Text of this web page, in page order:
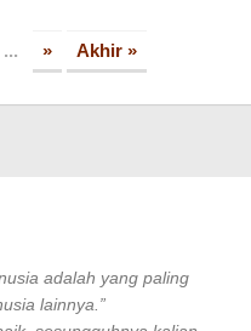
... » Akhir »
adalah yang paling
lainnya.”